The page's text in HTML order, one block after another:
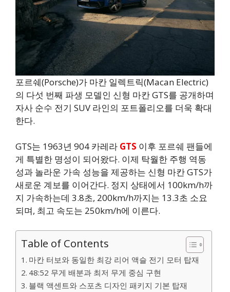
포르쉐(Porsche)가 마칸 일렉트릭(Macan Electric)
의 다섯 번째 파생 모델인 신형 마칸 GTS를 공개하며
자사 순수 전기 SUV 라인의 포트폴리오를 더욱 확대
한다.
GTS는 1963년 904 카레라 GTS 이후 포르쉐 팬들에
게 특별한 명성이 되어왔다. 이제 탁월한 주행 역동
성과 놀라운 가속 성능을 제공하는 신형 마칸 GTS가
새로운 계보를 이어간다. 정지 상태에서 100km/h까
지 가속하는데 3.8초, 200km/h까지는 13.3초 소요
되며, 최고 속도는 250km/h에 이른다.
Table of Contents
마칸 터보와 동일한 최강 리어 액슬 전기 모터 탑재
48:52 무게 배분과 최저 무게 중심 구현
블랙 액센트와 스포츠 디자인 패키지 기본 탑재